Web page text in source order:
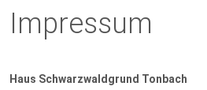
Impressum
Haus Schwarzwaldgrund Tonbach